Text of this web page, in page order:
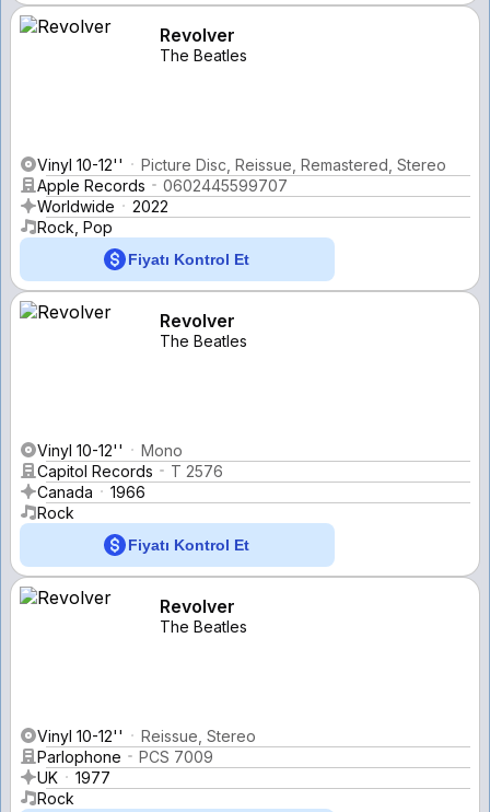
Revolver
The Beatles
Vinyl 10-12''
Picture Disc, Reissue, Remastered, Stereo
Apple Records
0602445599707
Worldwide
2022
Rock, Pop
Fiyatı Kontrol Et
Revolver
The Beatles
Vinyl 10-12''
Mono
Capitol Records
T 2576
Canada
1966
Rock
Fiyatı Kontrol Et
Revolver
The Beatles
Vinyl 10-12''
Reissue, Stereo
Parlophone
PCS 7009
UK
1977
Rock